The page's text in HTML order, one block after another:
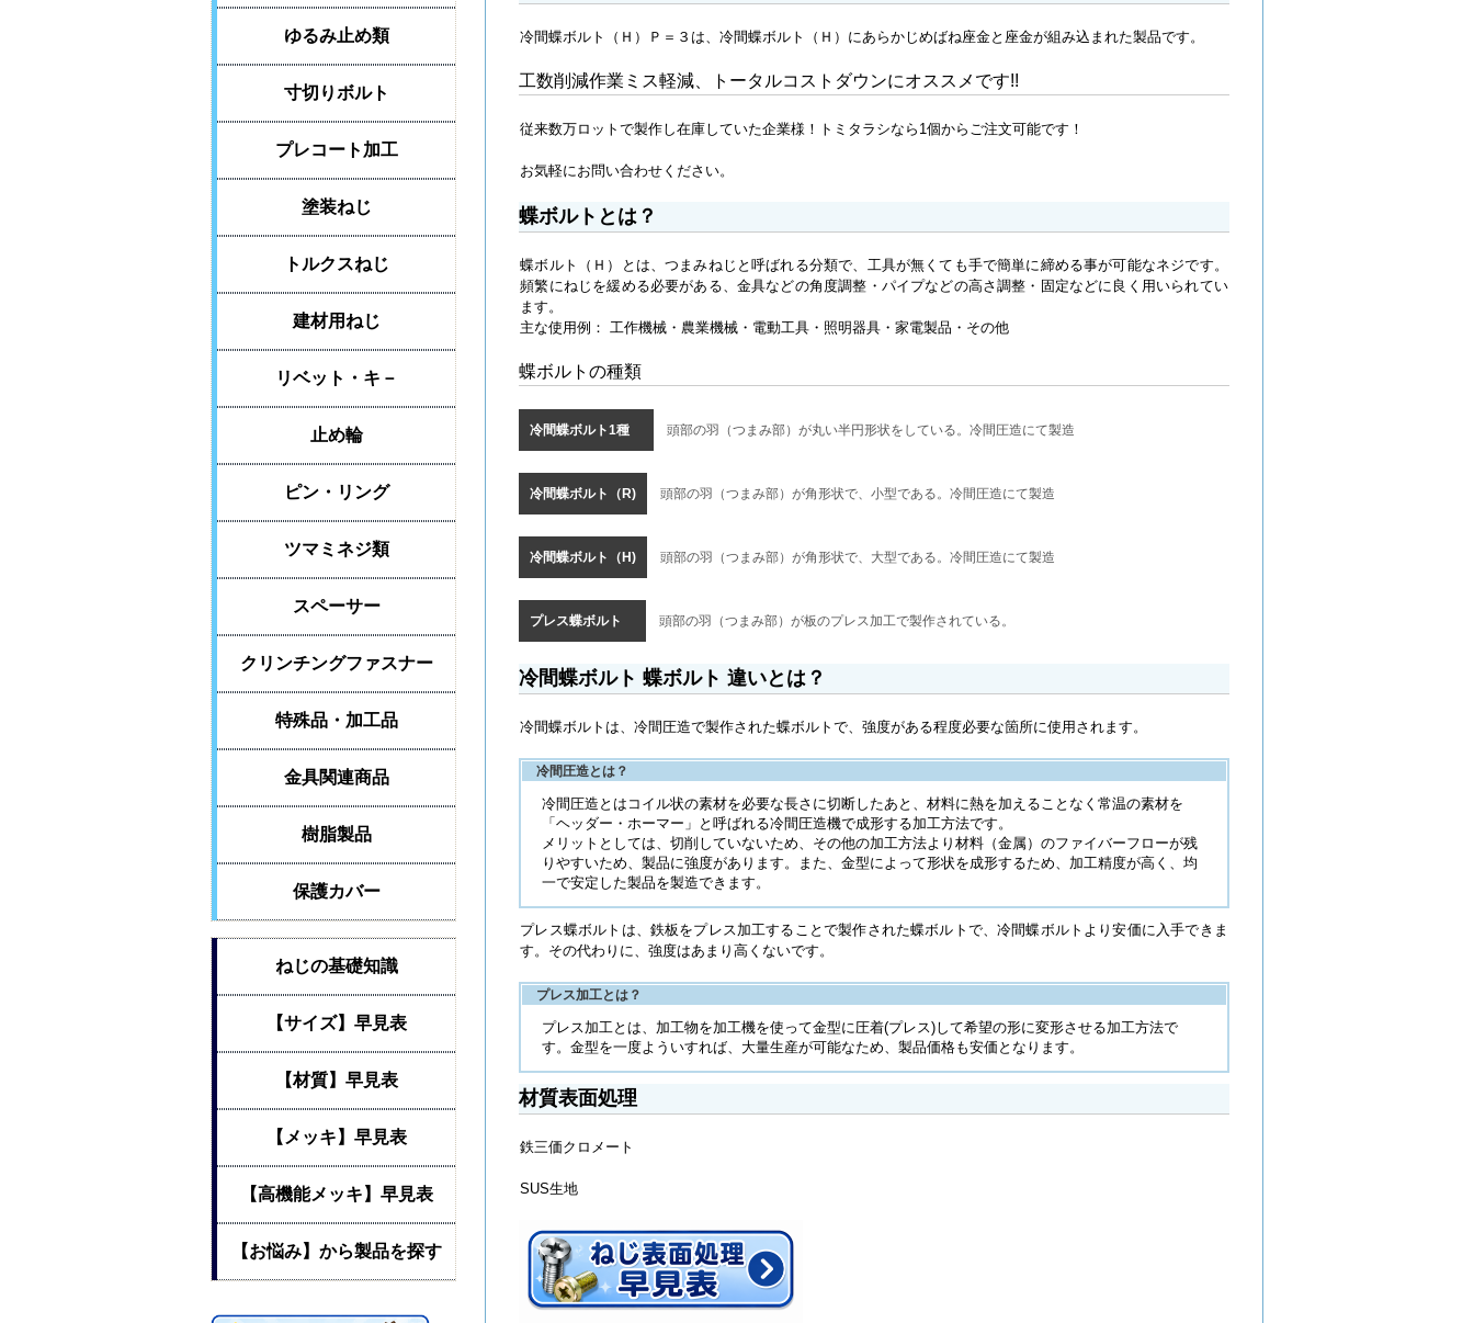
冷間蝶ボルト（Ｈ）Ｐ＝３は、冷間蝶ボルト（Ｈ）にあらかじめばね座金と座金が組み込まれた製品です。
工数削減作業ミス軽減、トータルコストダウンにオススメです!!
従来数万ロットで製作し在庫していた企業様！トミタラシなら1個からご注文可能です！
お気軽にお問い合わせください。
蝶ボルトとは？
蝶ボルト（Ｈ）とは、つまみねじと呼ばれる分類で、工具が無くても手で簡単に締める事が可能なネジです。
頻繁にねじを緩める必要がある、金具などの角度調整・パイプなどの高さ調整・固定などに良く用いられてい
ます。
主な使用例： 工作機械・農業機械・電動工具・照明器具・家電製品・その他
蝶ボルトの種類
冷間蝶ボルト1種 頭部の羽（つまみ部）が丸い半円形状をしている。冷間圧造にて製造
冷間蝶ボルト（R) 頭部の羽（つまみ部）が角形状で、小型である。冷間圧造にて製造
冷間蝶ボルト（H) 頭部の羽（つまみ部）が角形状で、大型である。冷間圧造にて製造
プレス蝶ボルト 頭部の羽（つまみ部）が板のプレス加工で製作されている。
冷間蝶ボルト 蝶ボルト 違いとは？
冷間蝶ボルトは、冷間圧造で製作された蝶ボルトで、強度がある程度必要な箇所に使用されます。
冷間圧造とは？
冷間圧造とはコイル状の素材を必要な長さに切断したあと、材料に熱を加えることなく常温の素材を
「ヘッダー・ホーマー」と呼ばれる冷間圧造機で成形する加工方法です。
メリットとしては、切削していないため、その他の加工方法より材料（金属）のファイバーフローが残
りやすいため、製品に強度があります。また、金型によって形状を成形するため、加工精度が高く、均
一で安定した製品を製造できます。
プレス蝶ボルトは、鉄板をプレス加工することで製作された蝶ボルトで、冷間蝶ボルトより安価に入手できま
す。その代わりに、強度はあまり高くないです。
プレス加工とは？
プレス加工とは、加工物を加工機を使って金型に圧着(プレス)して希望の形に変形させる加工方法で
す。金型を一度よういすれば、大量生産が可能なため、製品価格も安価となります。
材質表面処理
鉄三価クロメート
SUS生地
ゆるみ止め類
寸切りボルト
プレコート加工
塗装ねじ
トルクスねじ
建材用ねじ
リベット・キ－
止め輪
ピン・リング
ツマミネジ類
スペーサー
クリンチングファスナー
特殊品・加工品
金具関連商品
樹脂製品
保護カバー
ねじの基礎知識
【サイズ】早見表
【材質】早見表
【メッキ】早見表
【高機能メッキ】早見表
【お悩み】から製品を探す